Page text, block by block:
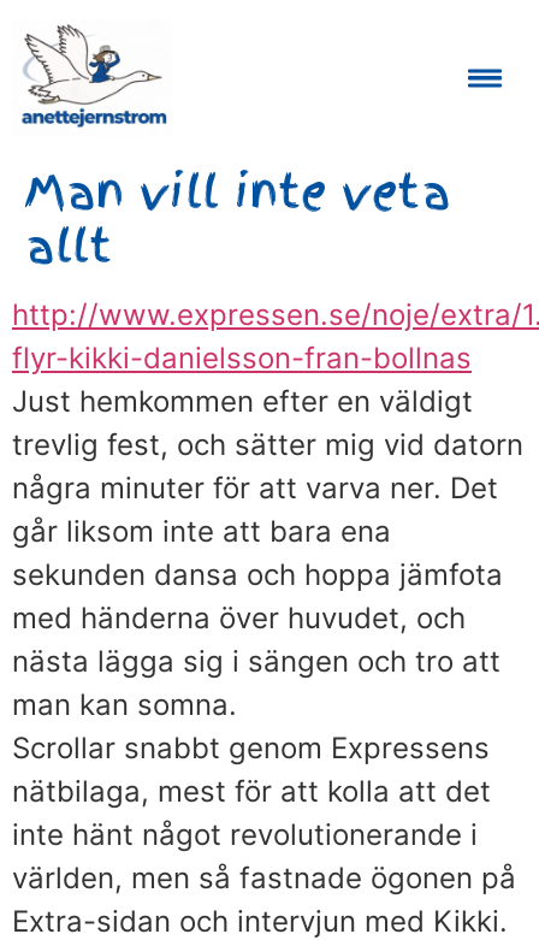
Man vill inte veta
allt
http://www.expressen.se/noje/extra/
flyr-kikki-danielsson-fran-bollnas
Just hemkommen efter en väldigt
trevlig fest, och sätter mig vid datorn
några minuter för att varva ner. Det
går liksom inte att bara ena
sekunden dansa och hoppa jämfota
med händerna över huvudet, och
nästa lägga sig i sängen och tro att
man kan somna.
Scrollar snabbt genom Expressens
nätbilaga, mest för att kolla att det
inte hänt något revolutionerande i
världen, men så fastnade ögonen på
Extra-sidan och intervjun med Kikki.